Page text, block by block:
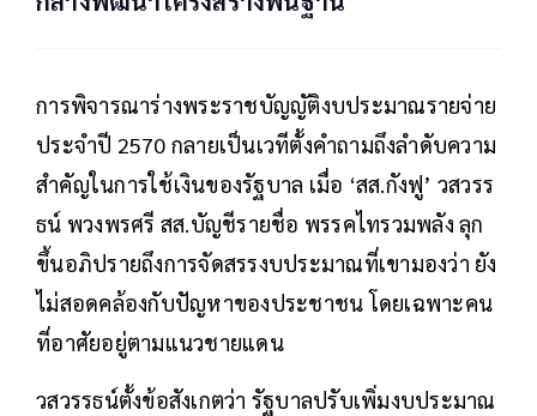
การพิจารณาร่างพระราชบัญญัติงบประมาณรายจ่าย
ประจำปี 2570 กลายเป็นเวทีตั้งคำถามถึงลำดับความ
สำคัญในการใช้เงินของรัฐบาล เมื่อ ‘สส.กังฟู’ วสวรร
ธน์ พวงพรศรี สส.บัญชีรายชื่อ พรรคไทรวมพลัง ลุก
ขึ้นอภิปรายถึงการจัดสรรงบประมาณที่เขามองว่า ยัง
ไม่สอดคล้องกับปัญหาของประชาชน โดยเฉพาะคน
ที่อาศัยอยู่ตามแนวชายแดน
วสวรรธน์ตั้งข้อสังเกตว่า รัฐบาลปรับเพิ่มงบประมาณ